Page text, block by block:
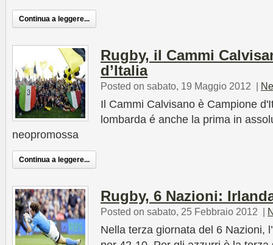
Continua a leggere...
Rugby, il Cammi
d’Italia
Posted on sabato, 19 Maggio 2012 |
Il Cammi Calvisano è Campione
lombarda é anche la prima in
neopromossa
Continua a leggere...
Rugby, 6 Nazioni:
Posted on sabato, 25 Febbraio 2012 |
Nella terza giornata del 6 Nazioni,